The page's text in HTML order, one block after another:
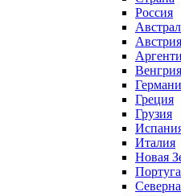
Россия
Австрия
Венгрия
Греция
Грузия
Италия
Новая